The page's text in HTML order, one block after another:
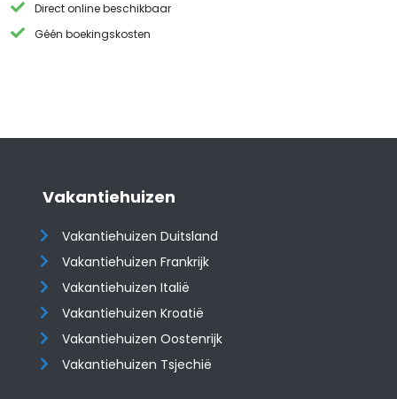
Direct online beschikbaar
Géén boekingskosten
Vakantiehuizen
Vakantiehuizen Duitsland
Vakantiehuizen Frankrijk
Vakantiehuizen Italië
Vakantiehuizen Kroatië
​​​​​​​Vakantiehuizen Oostenrijk
Vakantiehuizen Tsjechië